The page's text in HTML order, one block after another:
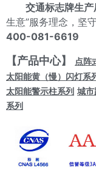
交通标志牌生产
生意”服务理念，坚
400-081-6619
【产品中心】 点阵
太阳能黄（慢）闪灯系
太阳能警示柱系列 城
系列